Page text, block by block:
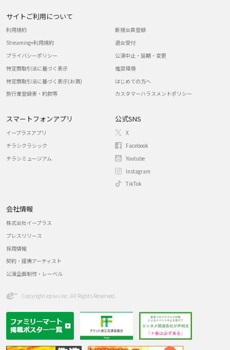
サイトご利用について
利用規約
Streaming+利用規約
プライバシーポリシー
特定商取引法に基づく表示
特定商取引法に基づく表示(お酒)
旅行業登録表・約款等
新規会員登録
退会受付
公演中止・延期・変更
推奨環境
はじめての方へ
カスタマーハラスメントポリシー
スマートフォンアプリ
イープラスアプリ
チラシクラシック
チラシミュージアム
公式SNS
X
Facebook
Youtube
Instagram
TikTok
会社情報
株式会社イープラス
プレスリリース
採用情報
契約・提携アーティスト
公演企画制作・レーベル
Copyright eplus inc. All Rights Reserved.